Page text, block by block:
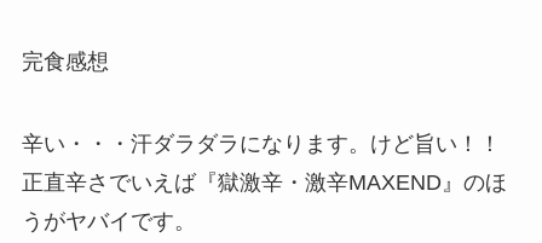
完食感想
辛い・・・汗ダラダラになります。けど旨い！！
正直辛さでいえば『獄激辛・激辛MAXEND』のほ
うがヤバイです。